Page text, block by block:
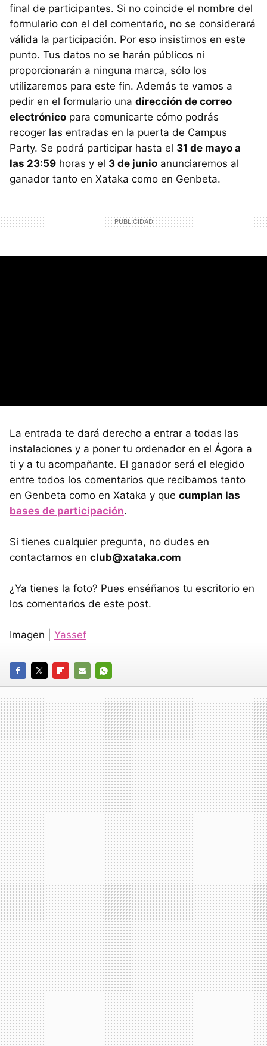
final de participantes. Si no coincide el nombre del
formulario con el del comentario, no se considerará
válida la participación. Por eso insistimos en este
punto. Tus datos no se harán públicos ni
proporcionarán a ninguna marca, sólo los
utilizaremos para este fin. Además te vamos a
pedir en el formulario una dirección de correo
electrónico para comunicarte cómo podrás
recoger las entradas en la puerta de Campus
Party. Se podrá participar hasta el 31 de mayo a
las 23:59 horas y el 3 de junio anunciaremos al
ganador tanto en Xataka como en Genbeta.
La entrada te dará derecho a entrar a todas las
instalaciones y a poner tu ordenador en el Ágora a
ti y a tu acompañante. El ganador será el elegido
entre todos los comentarios que recibamos tanto
en Genbeta como en Xataka y que cumplan las
bases de participación.
Si tienes cualquier pregunta, no dudes en
contactarnos en club@xataka.com
¿Ya tienes la foto? Pues enséñanos tu escritorio en
los comentarios de este post.
Imagen | Yassef
FACEBOOK
TWITTERFLIPBOARD
E-
MAIL
WHATSAPP